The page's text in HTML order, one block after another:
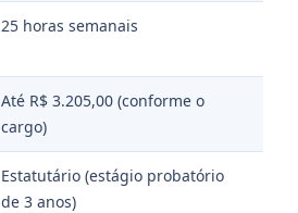
25 horas semanais
Até R$ 3.205,00 (conforme o
cargo)
Estatutário (estágio probatório
de 3 anos)